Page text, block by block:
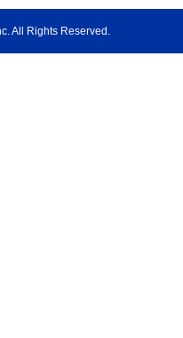
All Rights Reserved.